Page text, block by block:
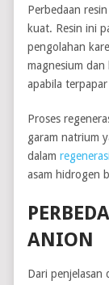
Perbedaan
kuat. Resin ini
pengolahan
magnesium
apabila
Proses
garam natrium
dalam
asam hidrogen
ANION
Dari penjelasan